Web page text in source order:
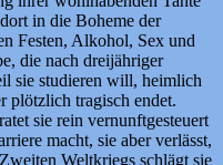
in die Boheme der
Festen, Alkohol, Sex und
die nach dreijähriger
sie studieren will, heimlich
plötzlich tragisch endet.
sie rein vernunftgesteuert
macht, sie aber verlässt,
Weltkriegs schlägt sie